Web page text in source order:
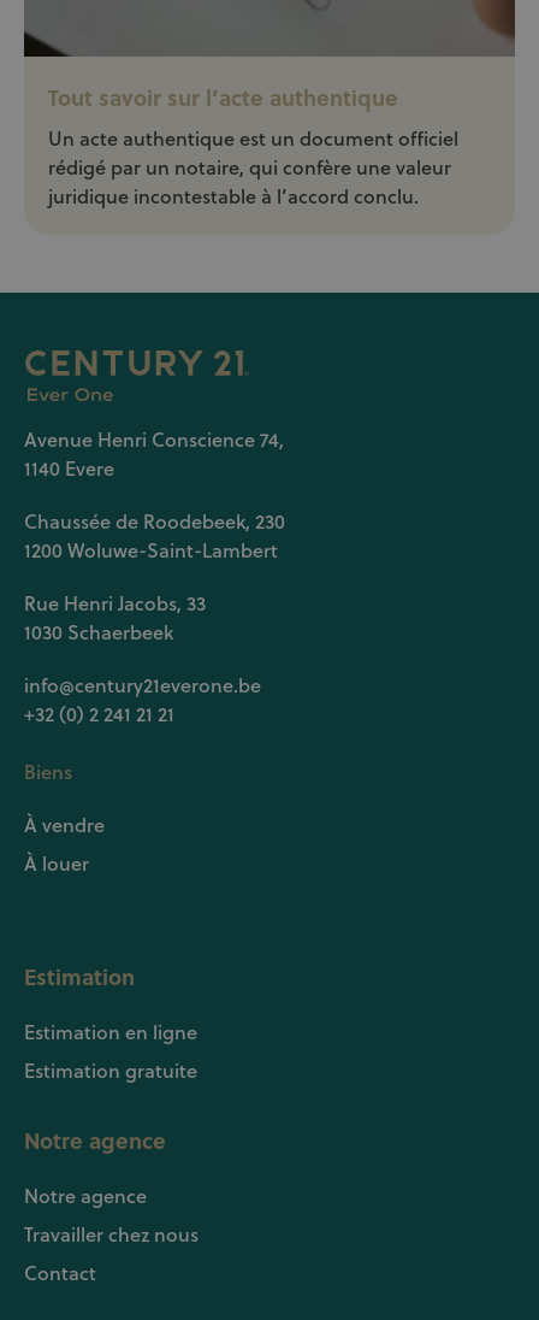
Tout savoir sur l’acte authentique
Un acte authentique est un document officiel
rédigé par un notaire, qui confère une valeur
juridique incontestable à l’accord conclu.
Avenue Henri Conscience 74,
1140 Evere
Chaussée de Roodebeek, 230
1200 Woluwe-Saint-Lambert
Rue Henri Jacobs, 33
1030 Schaerbeek
info@century21everone.be
+32 (0) 2 241 21 21
Biens
À vendre
À louer
Estimation
Estimation en ligne
Estimation gratuite
Notre agence
Notre agence
Travailler chez nous
Contact